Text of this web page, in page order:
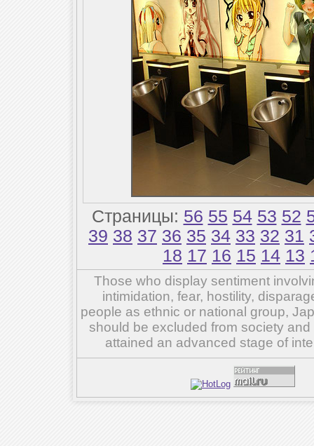
Страницы: 56 55 54 53 52
39 38 37 36 35 34 33 32 31
18 17 16 15 14 13
Those who display sentiment
intimidation, fear, hostility,
people as ethnic or national group,
should be excluded from society
attained an advanced stage of